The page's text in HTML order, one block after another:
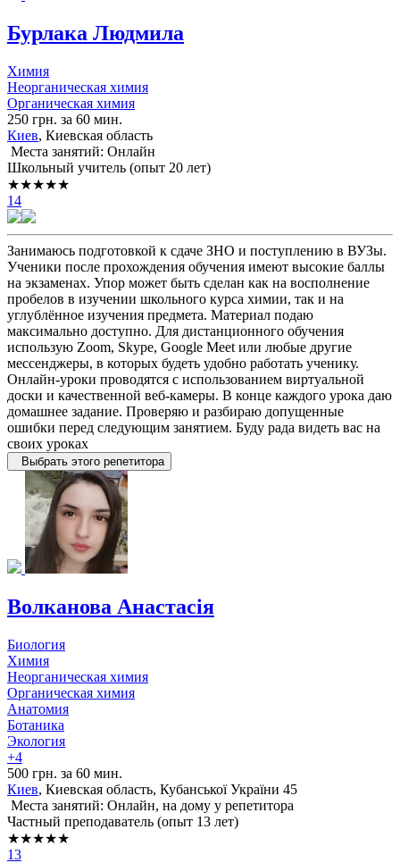
Бурлака Людмила
Химия
Неорганическая химия
Органическая химия
250 грн. за 60 мин.
Киев, Киевская область
Места занятий: Онлайн
Школьный учитель (опыт 20 лет)
★★★★★
14
Занимаюсь подготовкой к сдаче ЗНО и поступлению в ВУЗы.
Ученики после прохождения обучения имеют высокие баллы
на экзаменах. Упор может быть сделан как на восполнение
пробелов в изучении школьного курса химии, так и на
углублённое изучения предмета. Материал подаю
максимально доступно. Для дистанционного обучения
использую Zoom, Skype, Google Meet или любые другие
мессенджеры, в которых будеть удобно работать ученику.
Онлайн-уроки проводятся с использованием виртуальной
доски и качественной веб-камеры. В конце каждого урока даю
домашнее задание. Проверяю и разбираю допущенные
ошибки перед следующим занятием. Буду рада видеть вас на
своих уроках
Выбрать этого репетитора
Волканова Анастасія
Биология
Химия
Неорганическая химия
Органическая химия
Анатомия
Ботаника
Экология
+4
500 грн. за 60 мин.
Киев, Киевская область, Кубанської України 45
Места занятий: Онлайн, на дому у репетитора
Частный преподаватель (опыт 13 лет)
★★★★★
13